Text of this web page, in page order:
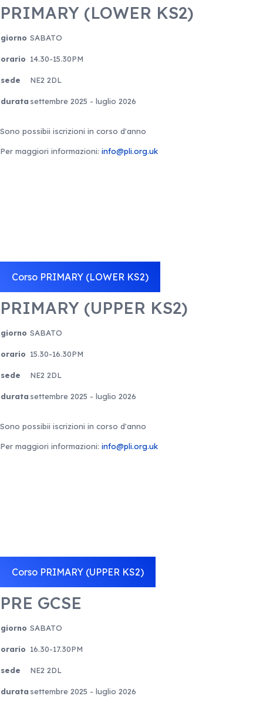
PRIMARY (LOWER KS2)
giorno SABATO
orario 14.30-15.30PM
sede NE2 2DL
durata settembre 2025 - luglio 2026
Sono possibii iscrizioni in corso d'anno
Per maggiori informazioni: info@pli.org.uk
Corso PRIMARY (LOWER KS2)
PRIMARY (UPPER KS2)
giorno SABATO
orario 15.30-16.30PM
sede NE2 2DL
durata settembre 2025 - luglio 2026
Sono possibii iscrizioni in corso d'anno
Per maggiori informazioni: info@pli.org.uk
Corso PRIMARY (UPPER KS2)
PRE GCSE
giorno SABATO
orario 16.30-17.30PM
sede NE2 2DL
durata settembre 2025 - luglio 2026